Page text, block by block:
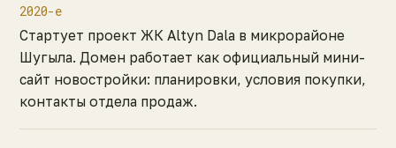
2020-е
Стартует проект ЖК Altyn Dala в микрорайоне
Шугыла. Домен работает как официальный мини-
сайт новостройки: планировки, условия покупки,
контакты отдела продаж.